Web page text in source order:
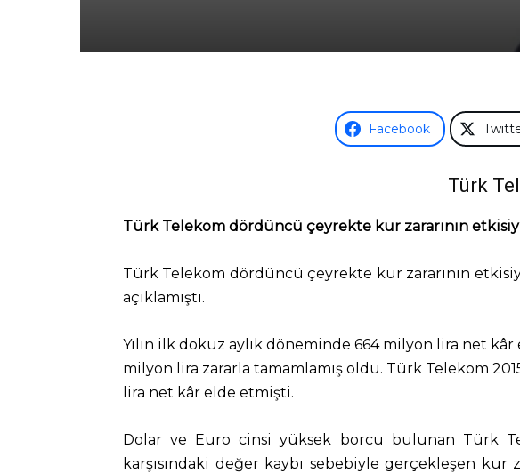
Facebook
Türk
Türk Telekom dördüncü çeyrekte kur zararının
Türk Telekom dördüncü çeyrekte kur zararının
açıklamıştı.
Yılın ilk dokuz aylık döneminde 664 milyon lira net kâr
milyon lira zararla tamamlamış oldu. Türk Telekom
lira net kâr elde etmişti.
Dolar ve Euro cinsi yüksek borcu bulunan Türk
karşısındaki değer kaybı sebebiyle gerçekleşen